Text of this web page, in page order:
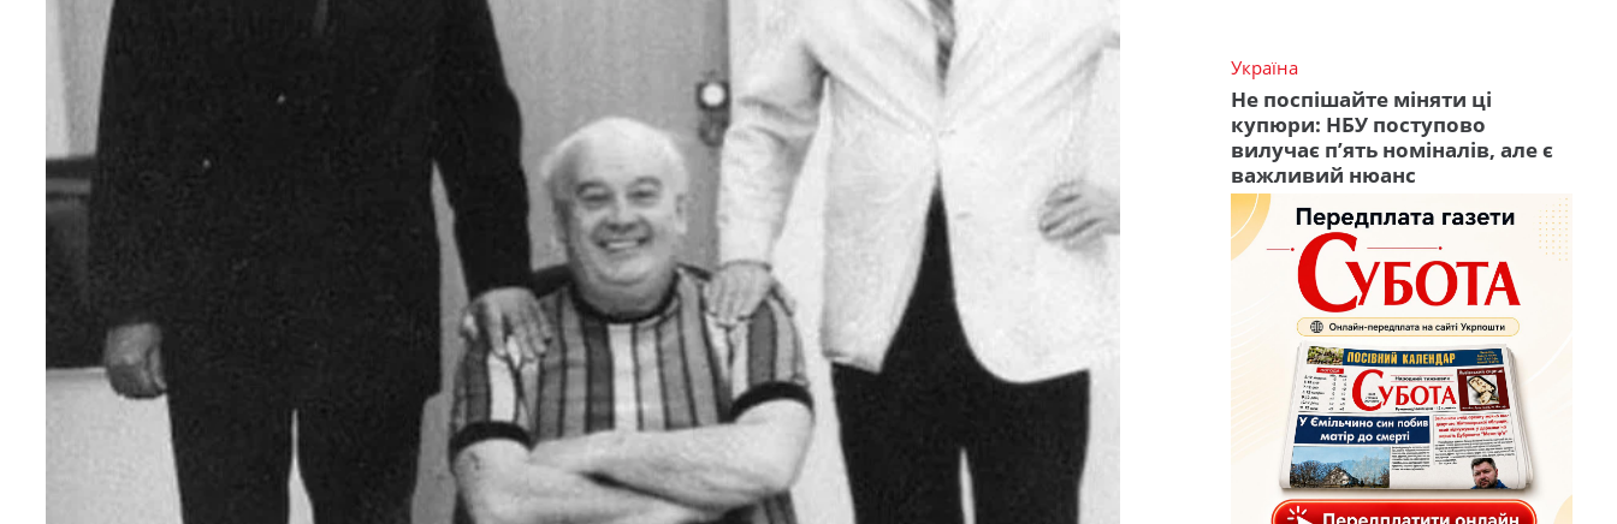
Україна
Не поспішайте міняти ці
купюри: НБУ поступово
вилучає п’ять номіналів, але є
важливий нюанс